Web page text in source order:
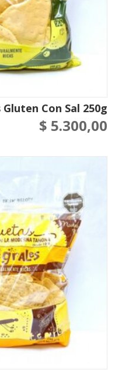
Con Sal 250g
$ 5.300,00